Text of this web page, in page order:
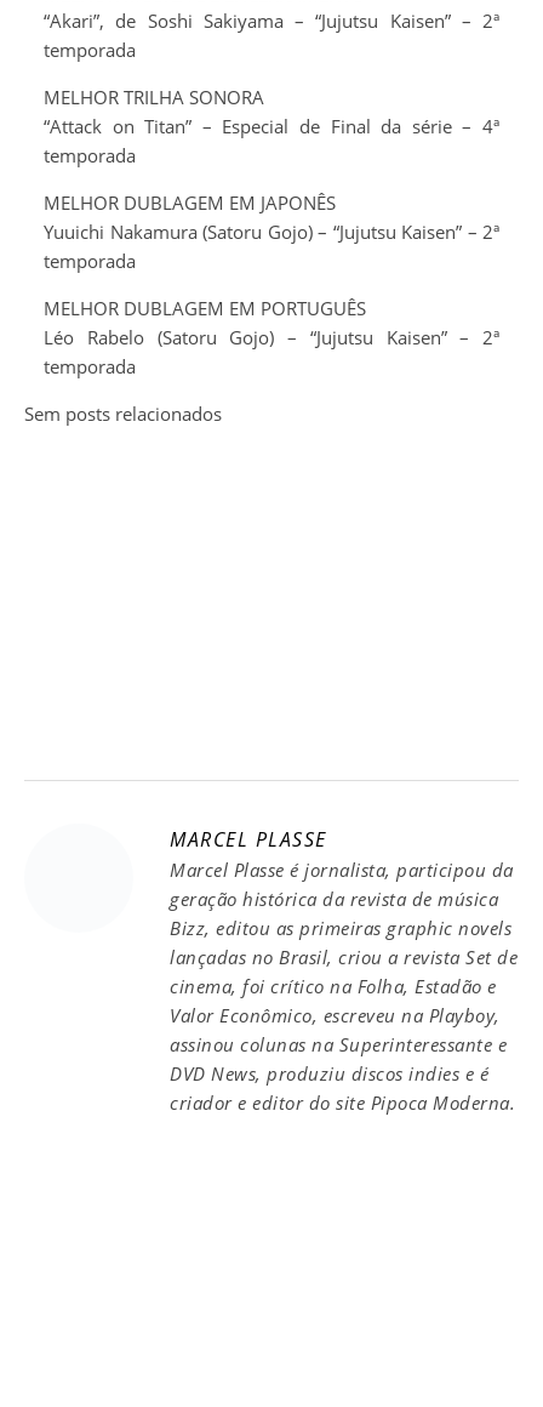
“Akari”, de Soshi Sakiyama – “Jujutsu Kaisen” – 2ª
temporada
MELHOR TRILHA SONORA
“Attack on Titan” – Especial de Final da série – 4ª
temporada
MELHOR DUBLAGEM EM JAPONÊS
Yuuichi Nakamura (Satoru Gojo) – “Jujutsu Kaisen” – 2ª
temporada
MELHOR DUBLAGEM EM PORTUGUÊS
Léo Rabelo (Satoru Gojo) – “Jujutsu Kaisen” – 2ª
temporada
Sem posts relacionados
MARCEL PLASSE
Marcel Plasse é jornalista, participou da
geração histórica da revista de música
Bizz, editou as primeiras graphic novels
lançadas no Brasil, criou a revista Set de
cinema, foi crítico na Folha, Estadão e
Valor Econômico, escreveu na Playboy,
assinou colunas na Superinteressante e
DVD News, produziu discos indies e é
criador e editor do site Pipoca Moderna.